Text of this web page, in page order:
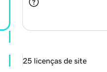
25 licenças de site